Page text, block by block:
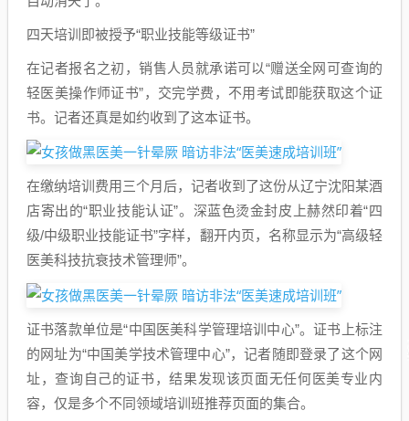
四天培训即被授予“职业技能等级证书”
在记者报名之初，销售人员就承诺可以“赠送全网可查询的
轻医美操作师证书”，交完学费，不用考试即能获取这个证
书。记者还真是如约收到了这本证书。
在缴纳培训费用三个月后，记者收到了这份从辽宁沈阳某酒
店寄出的“职业技能认证”。深蓝色烫金封皮上赫然印着“四
级/中级职业技能证书”字样，翻开内页，名称显示为“高级轻
医美科技抗衰技术管理师”。
证书落款单位是“中国医美科学管理培训中心”。证书上标注
的网址为“中国美学技术管理中心”，记者随即登录了这个网
址，查询自己的证书，结果发现该页面无任何医美专业内
容，仅是多个不同领域培训班推荐页面的集合。